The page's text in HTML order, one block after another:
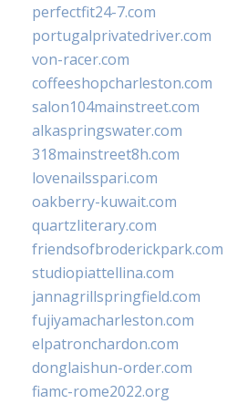
perfectfit24-7.com
portugalprivatedriver.com
von-racer.com
coffeeshopcharleston.com
salon104mainstreet.com
alkaspringswater.com
318mainstreet8h.com
lovenailsspari.com
oakberry-kuwait.com
quartzliterary.com
friendsofbroderickpark.com
studiopiattellina.com
jannagrillspringfield.com
fujiyamacharleston.com
elpatronchardon.com
donglaishun-order.com
fiamc-rome2022.org